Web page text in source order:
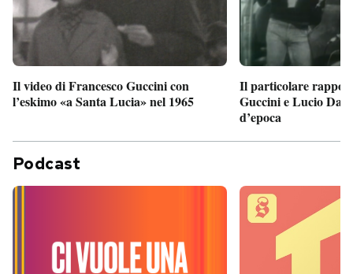
Il video di Francesco Guccini con
l’eskimo «a Santa Lucia» nel 1965
Il particolare
Guccini e Lucio
d’epoca
Podcast